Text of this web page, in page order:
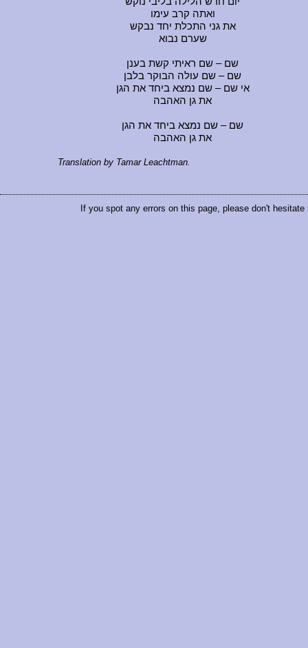
ואתה קרב עימו
את גני התכלת יחד נבקש
שערם נבוא
שם – שם ראיתי קשת בענן
שם – שם עולה הבוקר בלבן
אי שם – שם נמצא ביחד את הגן
את גן האהבה
שם – שם נמצא ביחד את הגן
את גן האהבה
Translation by Tamar Leachtman.
If you spot any errors on this page, please don't